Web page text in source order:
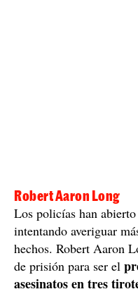
Robert Aaron Long
Los policías han
intentando averiguar
hechos. Robert Aaron
de prisión para ser el
asesinatos en tres